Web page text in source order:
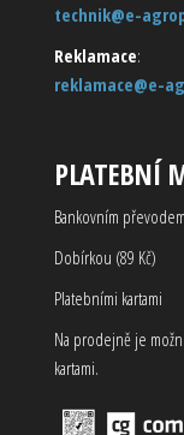
technik@e-
Reklamace:
reklamace@e-
PLATEBNÍ
Bankovním
Dobírkou (89 Kč)
Platebními kartami
Na prodejně je
kartami.